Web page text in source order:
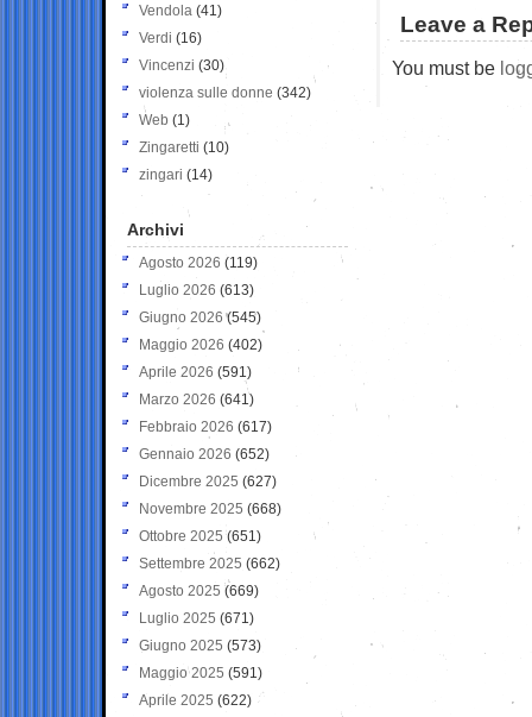
Leave a
You must be
Vendola (41)
Verdi (16)
Vincenzi (30)
violenza sulle donne (342)
Web (1)
Zingaretti (10)
zingari (14)
Archivi
Agosto 2026 (119)
Luglio 2026 (613)
Giugno 2026 (545)
Maggio 2026 (402)
Aprile 2026 (591)
Marzo 2026 (641)
Febbraio 2026 (617)
Gennaio 2026 (652)
Dicembre 2025 (627)
Novembre 2025 (668)
Ottobre 2025 (651)
Settembre 2025 (662)
Agosto 2025 (669)
Luglio 2025 (671)
Giugno 2025 (573)
Maggio 2025 (591)
Aprile 2025 (622)